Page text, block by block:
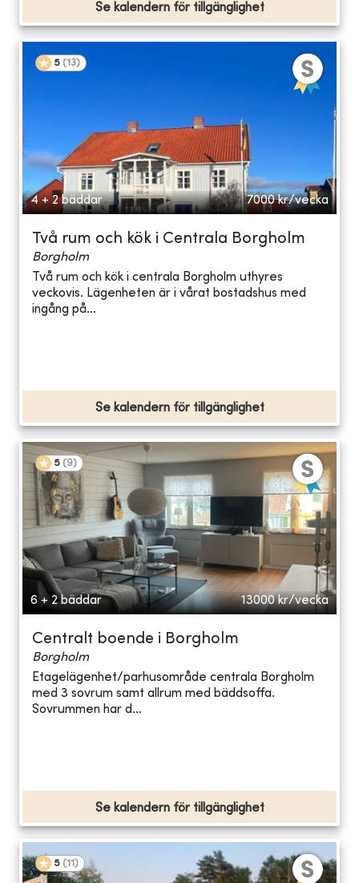
Se kalendern för tillgänglighet
5 (13)
4 + 2 bäddar 7000 kr/vecka
Två rum och kök i Centrala Borgholm
Borgholm
Två rum och kök i centrala Borgholm uthyres
veckovis. Lägenheten är i vårat bostadshus med
ingång på...
Se kalendern för tillgänglighet
5 (9)
6 + 2 bäddar 13000 kr/vecka
Centralt boende i Borgholm
Borgholm
Etagelägenhet/parhusområde centrala Borgholm
med 3 sovrum samt allrum med bäddsoffa.
Sovrummen har d...
Se kalendern för tillgänglighet
5 (11 )